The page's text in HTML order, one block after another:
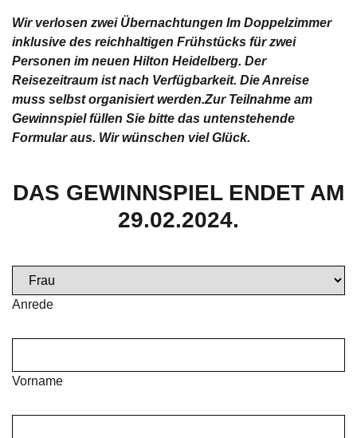
Wir verlosen zwei Übernachtungen Im Doppelzimmer
inklusive des reichhaltigen Frühstücks für zwei
Personen im neuen Hilton Heidelberg. Der
Reisezeitraum ist nach Verfügbarkeit. Die Anreise
muss selbst organisiert werden.Zur Teilnahme am
Gewinnspiel füllen Sie bitte das untenstehende
Formular aus. Wir wünschen viel Glück.
DAS GEWINNSPIEL ENDET AM
29.02.2024.
Anrede
Vorname